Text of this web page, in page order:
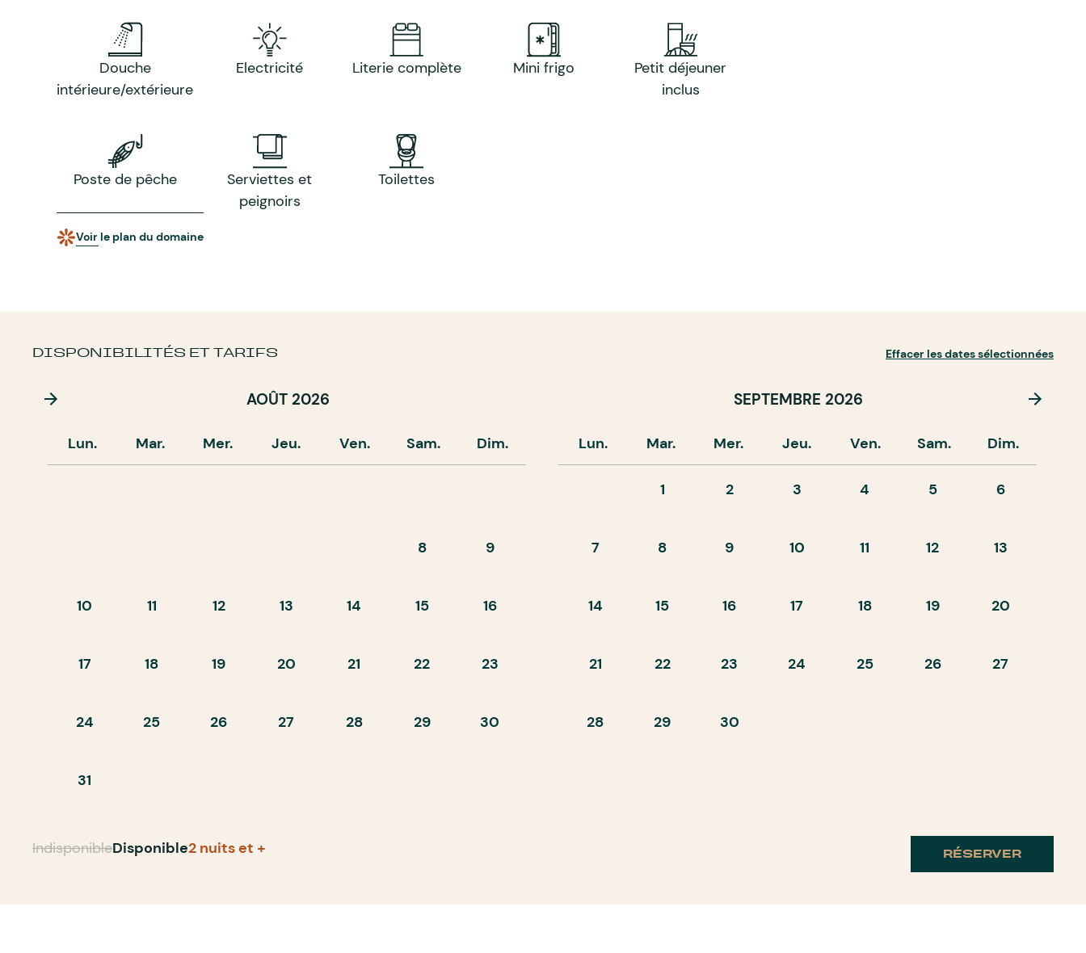
Douche
intérieure/extérieure
Electricité Literie complète Mini frigo
Petit déjeuner
inclus
Poste de pêche
Serviettes et
peignoirs
Toilettes
Voir le plan du domaine
DISPONIBILITÉS ET TARIFS Effacer les dates sélectionnées
AOÛT 2026
Lun. Mar. Mer. Jeu. Ven. Sam. Dim.
8 9
10 11 12 13 14 15 16
17 18 19 20 21 22 23
24 25 26 27 28 29 30
31
SEPTEMBRE 2026
Lun. Mar. Mer. Jeu. Ven. Sam. Dim.
1 2 3 4 5 6
7 8 9 10 11 12 13
14 15 16 17 18 19 20
21 22 23 24 25 26 27
28 29 30
IndisponibleDisponible2 nuits et + RÉSERVER